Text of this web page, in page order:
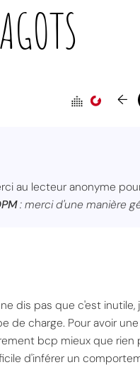
←
au lecteur anonyme
: merci d'une manière
dis pas que c'est
de charge. Pour avoir
bcp mieux que
d'inférer un